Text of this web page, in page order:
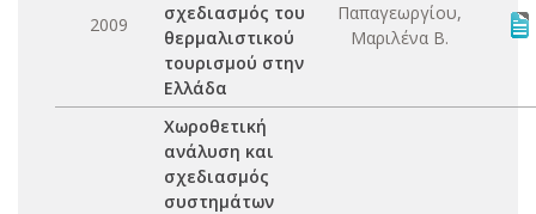
2009
σχεδιασμός του
θερμαλιστικού
τουρισμού στην
Ελλάδα
Παπαγεωργίου,
Μαριλένα Β.
Χωροθετική
ανάλυση και
σχεδιασμός
συστημάτων